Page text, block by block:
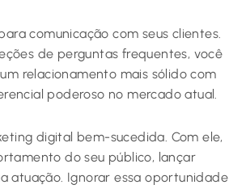
comunicação com seus clientes.
de perguntas frequentes, você
relacionamento mais sólido com
poderoso no mercado atual.
digital bem-sucedida. Com ele,
do seu público, lançar
atuação. Ignorar essa oportunidade